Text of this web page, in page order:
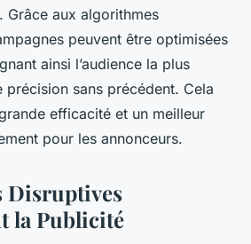
Grâce aux algorithmes
peuvent être optimisées
ainsi l’audience la plus
précision sans précédent. Cela
efficacité et un meilleur
pour les annonceurs.
Disruptives
la Publicité